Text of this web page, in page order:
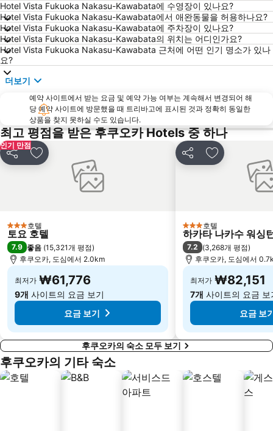
Marine World Uminonakamichi
Hotel Vista Fukuoka Nakasu-Kawabata에 수영장이 있나요?
Hotel Vista Fukuoka Nakasu-Kawabata에서 애완동물을 허용하나요?
Hotel Vista Fukuoka Nakasu-Kawabata에 주차장이 있나요?
Hotel Vista Fukuoka Nakasu-Kawabata의 위치는 어디인가요?
Hotel Vista Fukuoka Nakasu-Kawabata 근처에 어떤 인기 명소가 있나
요?
더보기
예약 사이트에서 받는 요금 및 예약 가능 여부는 계속해서 변경되어 해
당 예약 사이트에 방문했을 때 트리바고에 표시된 것과 정확히 동일한
상품을 찾지 못하실 수도 있습니다.
최고 평점을 받은 후쿠오카 Hotels 중 하나
인기 만점
공유 즐겨찾기에 추가
3 성급호텔
토요 호텔
7.9 좋음 (15,321개 평점)
후쿠오카, 도심에서 2.0km
최저가 ₩61,776
9개 사이트의 요금 보기
요금 보기
공유 즐겨찾기에
3 성급호텔
하카타 나카수 워싱
7.2 (3,268개 평점)
후쿠오카, 도심에서
최저가 ₩82,151
7개 사이트의 요금 보
요금 보
후쿠오카의 숙소 모두 보기
후쿠오카의 기타 숙소